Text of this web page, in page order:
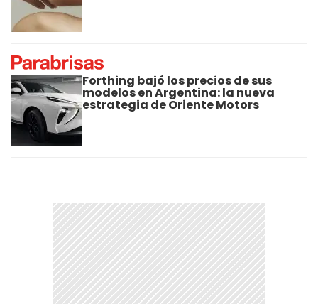
Forthing bajó los precios de sus
modelos en Argentina: la nueva
estrategia de Oriente Motors